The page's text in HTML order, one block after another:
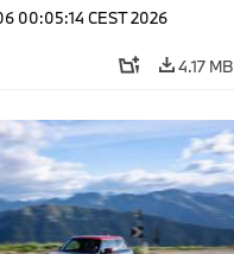
Accessories
00:05:14 CEST 2026
4.17 MB